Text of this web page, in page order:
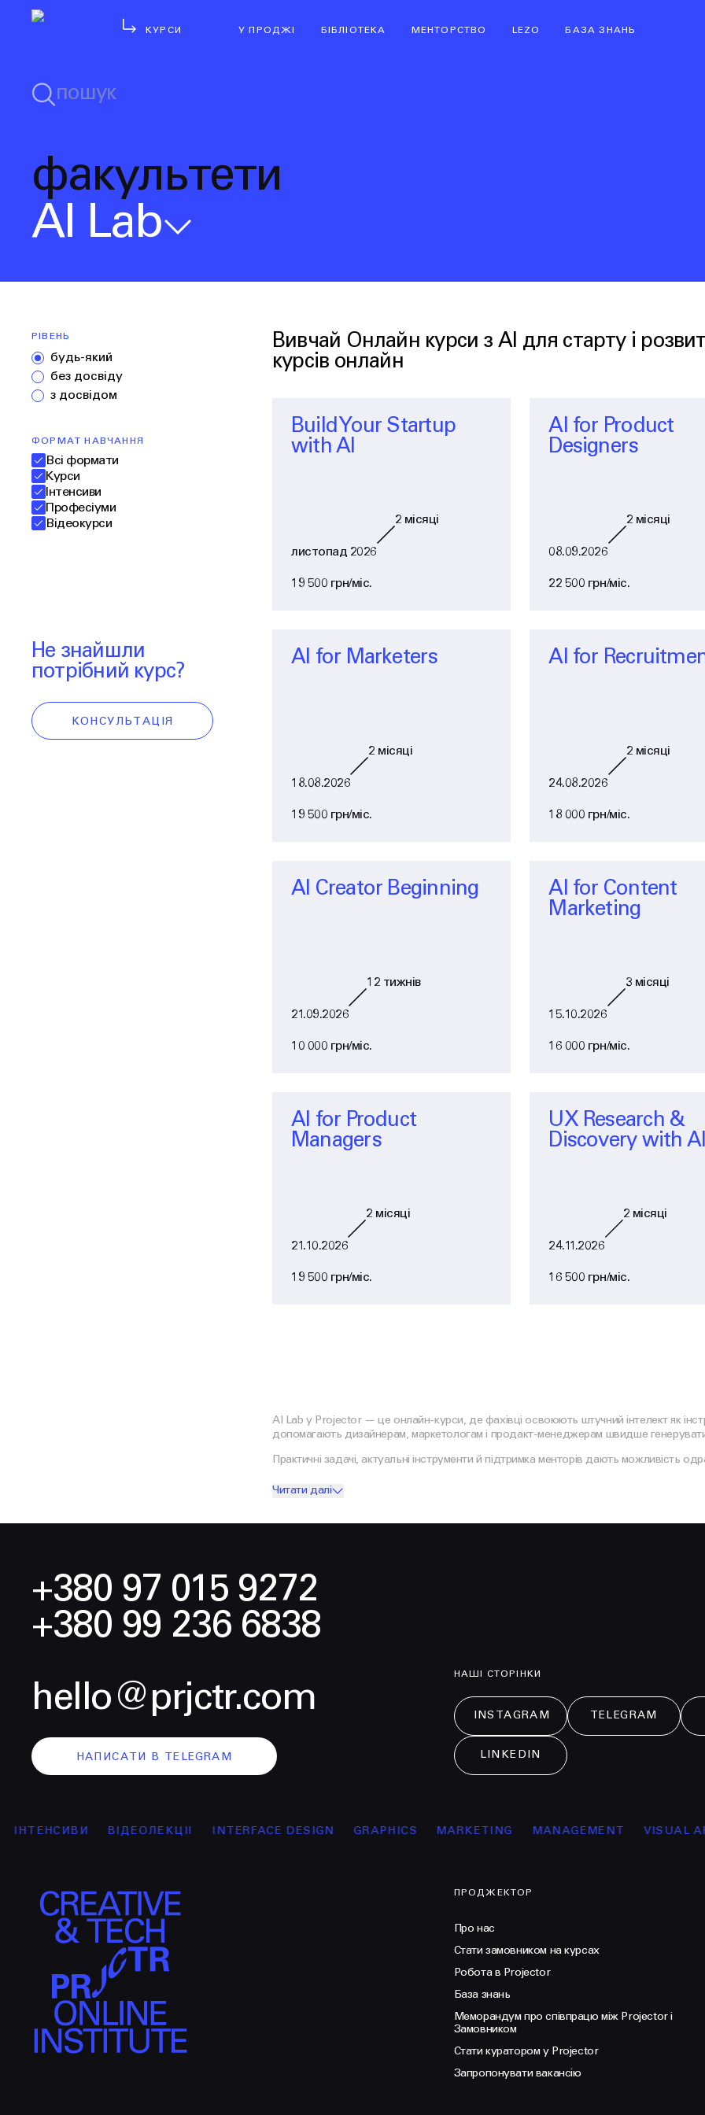
КУРСИ У ПРОДЖІ БІБЛІОТЕКА МЕНТОРСТВО LEZO БАЗА ЗНАНЬ
факультети
AI Lab
РІВЕНЬ
будь-який
без досвіду
з досвідом
ФОРМАТ НАВЧАННЯ
Всі формати
Курси
Інтенсиви
Професіуми
Відеокурси
Не знайшли
потрібний курс?
КОНСУЛЬТАЦІЯ
Вивчай Онлайн курси з AI для старту і
курсів онлайн
Build Your Startup
with AI
листопад 2026
2 місяці
19 500 грн/міс.
AI for Product
Designers
08.09.2026
2 місяці
22 500 грн/міс.
AI for Marketers
18.08.2026
2 місяці
19 500 грн/міс.
AI for
24.08.2026
2 місяці
18 000 грн/міс.
AI Creator Beginning
21.09.2026
12 тижнів
10 000 грн/міс.
AI for Content
Marketing
15.10.2026
3 місяці
16 000 грн/міс.
AI for Product
Managers
21.10.2026
2 місяці
19 500 грн/міс.
UX Research &
Discovery with AI
24.11.2026
2 місяці
16 500 грн/міс.
AI Lab у Projector — це онлайн-курси, де фахівці освоюють штучний інтелект як
допомагають дизайнерам, маркетологам і продакт-менеджерам швидше
Практичні задачі, актуальні інструменти й підтримка менторів дають можливість
Читати далі
+380 97 015 9272
+380 99 236 6838
hello@prjctr.com
НАПИСАТИ В TELEGRAM
НАШІ СТОРІНКИ
INSTAGRAM TELEGRAM
LINKEDIN
ВІДЕОЛЕКЦІЇ INTERFACE DESIGN GRAPHICS MARKETING MANAGEMENT VISUAL
ПРОДЖЕКТОР
Про нас
Стати замовником на курсах
Робота в Projector
База знань
Меморандум про співпрацю між Projector і
Замовником
Стати куратором у Projector
Запропонувати вакансію